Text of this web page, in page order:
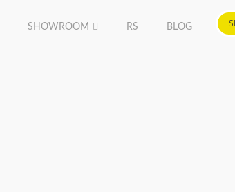
SHOWROOM RS BLOG